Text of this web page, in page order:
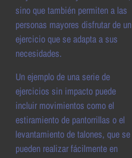
sino que también permiten a las
personas mayores disfrutar de un
ejercicio que se adapta a sus
necesidades.
Un ejemplo de una serie de
ejercicios sin impacto puede
incluir movimientos como el
estiramiento de pantorrillas o el
levantamiento de talones, que se
pueden realizar fácilmente en